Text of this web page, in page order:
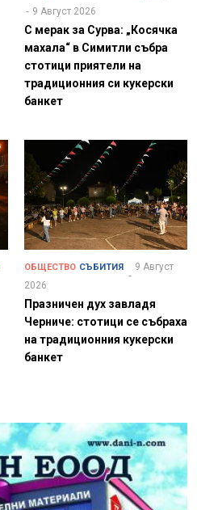
9 Август 2026
С мерак за Сурва: „Косячка
махала“ в Симитли събра
стотици приятели на
традиционния си кукерски
банкет
ОБЩЕСТВО СЪБИТИЯ
9 Август
2026
Празничен дух завладя
Черниче: стотици се събраха
на традиционния кукерски
банкет